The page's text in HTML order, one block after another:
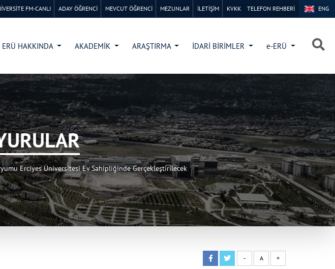
×
×
ENG
TELEFON REHBERİ
FM-CANLI ADAY ÖĞRENCİ MEVCUT ÖĞRENCİ MEZUNLAR İLETİŞİM KVKK
ERÜ HAKKINDA AKADEMİK ARAŞTIRMA İDARİ BİRİMLER e-ERÜ
Erciyes Üniversitesi Ev Sahipliğinde Gerçekleştirilecek
- A +